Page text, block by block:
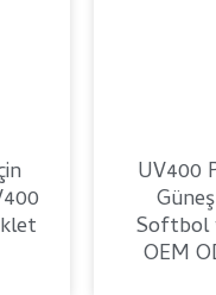
UV400
Softbol
OEM